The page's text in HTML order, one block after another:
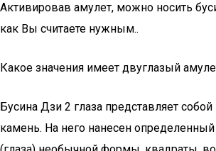
Активировав амулет, можно носить
как Вы считаете нужным..
Какое значения имеет двуглазый
Бусина Дзи 2 глаза представляет
камень. На него нанесен определенный